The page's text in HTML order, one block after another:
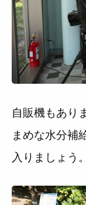
自販機もあり
まめな水分補
入りましょう。